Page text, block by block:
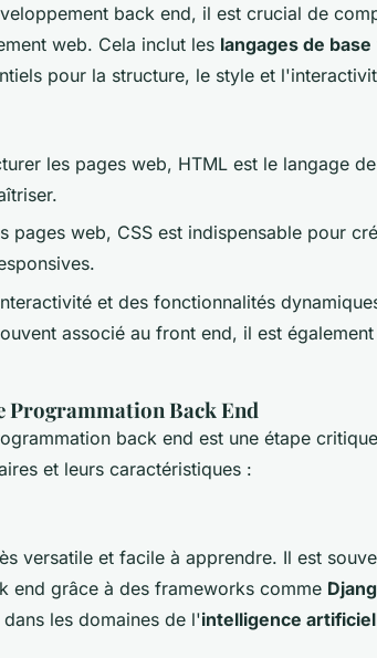
back end, il est crucial de
web. Cela inclut les langages de base
pour la structure, le style et
les pages web, HTML est le langage
pages web, CSS est indispensable pour
et des fonctionnalités
associé au front end, il est
Programmation Back End
back end est une étape
et leurs caractéristiques :
versatile et facile à apprendre. Il est
end grâce à des frameworks comme
les domaines de l'intelligence